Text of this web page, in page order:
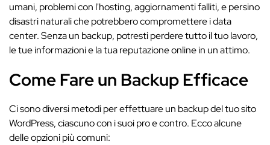
umani, problemi con l'hosting, aggiornamenti falliti, e persino
disastri naturali che potrebbero compromettere i data
center. Senza un backup, potresti perdere tutto il tuo lavoro,
le tue informazioni e la tua reputazione online in un attimo.
Come Fare un Backup Efficace
Ci sono diversi metodi per effettuare un backup del tuo sito
WordPress, ciascuno con i suoi pro e contro. Ecco alcune
delle opzioni più comuni: